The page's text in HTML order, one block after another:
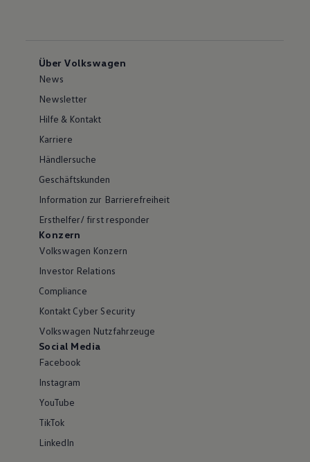
Über Volkswagen
News
Newsletter
Hilfe & Kontakt
Karriere
Händlersuche
Geschäftskunden
Information zur Barrierefreiheit
Ersthelfer/ first responder
Konzern
Volkswagen Konzern
Investor Relations
Compliance
Kontakt Cyber Security
Volkswagen Nutzfahrzeuge
Social Media
Facebook
Instagram
YouTube
TikTok
LinkedIn